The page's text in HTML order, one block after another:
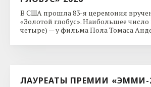
В США прошла 83-я церемония
«Золотой глобус». Наибольшее число
четыре) — у фильма Пола Томаса
ЛАУРЕАТЫ ПРЕМИИ «ЭММИ-